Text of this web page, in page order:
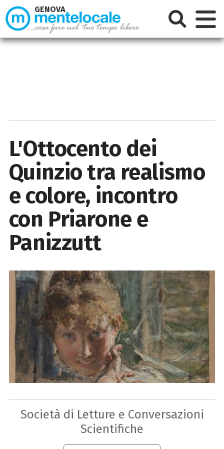
L'Ottocento dei
Quinzio tra realismo
e colore, incontro
con Priarone e
Panizzutt
Società di Letture e Conversazioni
Scientifiche
GENOVA